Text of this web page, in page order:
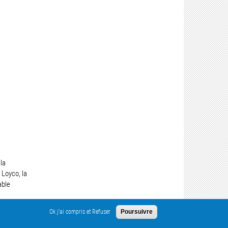
la
Ok j'ai compris et Refuser Poursuivre